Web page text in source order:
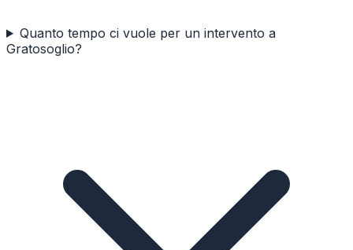
Quanto tempo ci vuole per un intervento a
Gratosoglio?